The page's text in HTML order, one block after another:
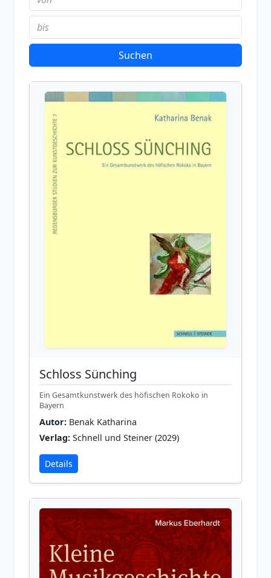
Suchen
Schloss Sünching
Ein Gesamtkunstwerk des höfischen Rokoko in
Bayern
Autor: Benak Katharina
Verlag: Schnell und Steiner (2029)
Details